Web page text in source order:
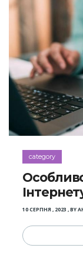
category
10 СЕРПНЯ , 2023 ,BY